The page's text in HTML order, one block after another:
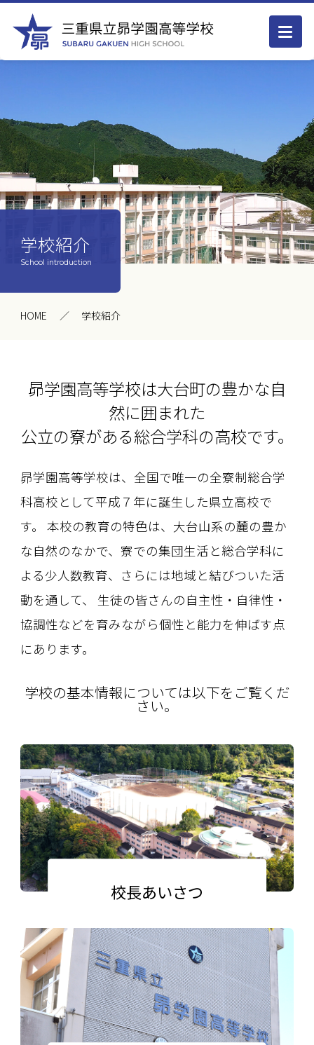
学校紹介
School introduction
HOME 学校紹介
昴学園高等学校は大台町の豊かな自
然に囲まれた
公立の寮がある総合学科の高校です。
昴学園高等学校は、全国で唯一の全寮制総合学
科高校として平成７年に誕生した県立高校で
す。 本校の教育の特色は、大台山系の麓の豊か
な自然のなかで、寮での集団生活と総合学科に
よる少人数教育、さらには地域と結びついた活
動を通して、 生徒の皆さんの自主性・自律性・
協調性などを育みながら個性と能力を伸ばす点
にあります。
学校の基本情報については以下をご覧くだ
さい。
校長あいさつ